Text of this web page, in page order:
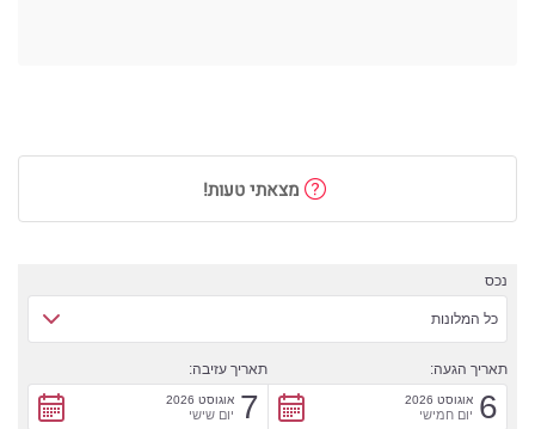
מצאתי טעות!
נכס
כל המלונות
תאריך הגעה:
6 אוגוסט 2026
יום חמישי
תאריך עזיבה:
7 אוגוסט 2026
יום שישי